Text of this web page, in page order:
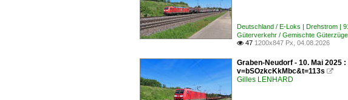
Deutschland / E-Loks | Drehstrom |
Güterverkehr / Gemischte Güterzüge
 47 1200x847 Px, 04.08.2026
Graben-Neudorf - 10. Mai 2025
v=bSOzkcKkMbc&t=113s 
Gilles LENHARD